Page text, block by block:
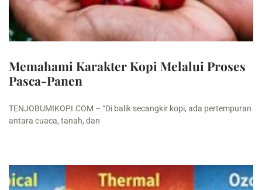
Memahami Karakter Kopi Melalui Proses
Pasca-Panen
TENJOBUMIKOPI.COM – “Di balik secangkir kopi, ada pertempuran
antara cuaca, tanah, dan